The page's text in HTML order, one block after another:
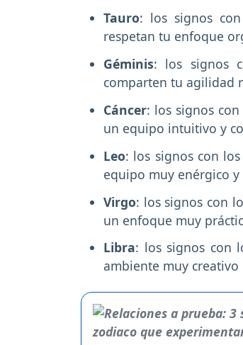
Tauro: los signos
respetan tu enfoque
Géminis: los signos
comparten tu agilidad
Cáncer: los signos
un equipo intuitivo y
Leo: los signos con
equipo muy enérgico y
Virgo: los signos con
un enfoque muy
Libra: los signos con
ambiente muy creativo